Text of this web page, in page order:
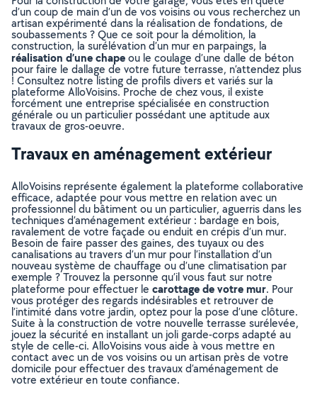
d’un coup de main d’un de vos voisins ou vous recherchez un
artisan expérimenté dans la réalisation de fondations, de
soubassements ? Que ce soit pour la démolition, la
construction, la surélévation d’un mur en parpaings, la
réalisation d’une chapeou le coulage d’une dalle de béton
pour faire le dallage de votre future terrasse, n’attendez plus
! Consultez notre listing de profils divers et variés sur la
plateforme AlloVoisins. Proche de chez vous, il existe
forcément une entreprise spécialisée en construction
générale ou un particulier possédant une aptitude aux
travaux de gros-oeuvre.
Travaux en aménagement extérieur
AlloVoisins représente également la plateforme collaborative
efficace, adaptée pour vous mettre en relation avec un
professionnel du bâtiment ou un particulier, aguerris dans les
techniques d’aménagement extérieur : bardage en bois,
ravalement de votre façade ou enduit en crépis d’un mur.
Besoin de faire passer des gaines, des tuyaux ou des
canalisations au travers d’un mur pour l’installation d’un
nouveau système de chauffage ou d’une climatisation par
exemple ? Trouvez la personne qu’il vous faut sur notre
plateforme pour effectuer le carottage de votre mur. Pour
vous protéger des regards indésirables et retrouver de
l’intimité dans votre jardin, optez pour la pose d’une clôture.
Suite à la construction de votre nouvelle terrasse surélevée,
jouez la sécurité en installant un joli garde-corps adapté au
style de celle-ci. AlloVoisins vous aide à vous mettre en
contact avec un de vos voisins ou un artisan près de votre
domicile pour effectuer des travaux d’aménagement de
votre extérieur en toute confiance.